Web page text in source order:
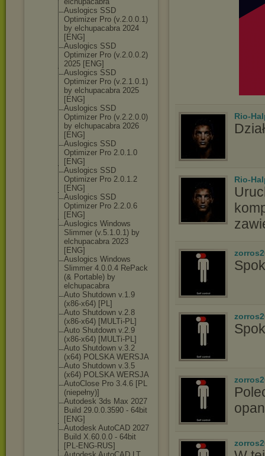
Auslogics SSD
Optimizer Pro (v.2.0.0.1)
by elchupacabra 2024
[ENG]
Auslogics SSD
Optimizer Pro (v.2.0.0.2)
2025 [ENG]
Auslogics SSD
Optimizer Pro (v.2.1.0.1)
by elchupacabra 2025
[ENG]
Auslogics SSD
Optimizer Pro (v.2.2.0.0)
by elchupacabra 2026
[ENG]
Auslogics SSD
Optimizer Pro 2.0.1.0
[ENG]
Auslogics SSD
Optimizer Pro 2.0.1.2
[ENG]
Auslogics SSD
Optimizer Pro 2.2.0.6
[ENG]
Auslogics Windows
Slimmer (v.5.1.0.1) by
elchupacabra 2023
[ENG]
Auslogics Windows
Slimmer 4.0.0.4 RePack
(& Portable) by
elchupacabra
Auto Shutdown v.1.9
(x86-x64) [PL]
Auto Shutdown v.2.8
(x86-x64) [MULTi-PL]
Auto Shutdown v.2.9
(x86-x64) [MULTi-PL]
Auto Shutdown v.3.2
(x64) POLSKA WERSJA
Auto Shutdown v.3.5
(x64) POLSKA WERSJA
AutoClose Pro 3.4.6 [PL
(niepełny)]
Autodesk 3ds Max 2027
Build 29.0.0.3590 - 64bit
[ENG]
Autodesk AutoCAD 2027
Build X.60.0.0 - 64bit
[PL-ENG-RUS]
Rio-
Rio-